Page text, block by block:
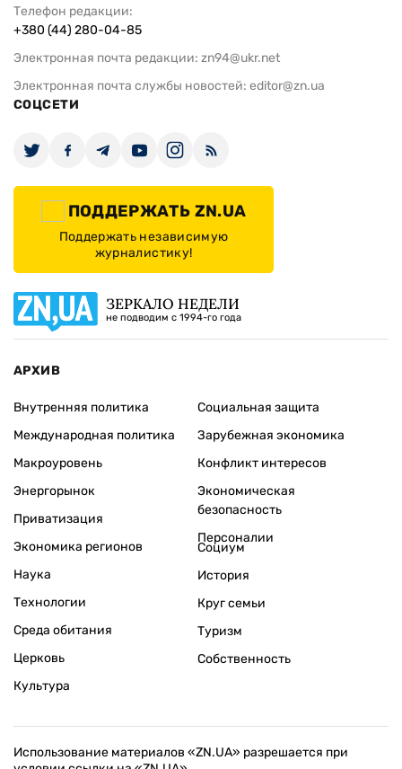
Телефон редакции:
+380 (44) 280-04-85
Электронная почта редакции: zn94@ukr.net
Электронная почта службы новостей: editor@zn.ua
СОЦСЕТИ
ПОДДЕРЖАТЬ ZN.UA
Поддержать независимую
журналистику!
ЗЕРКАЛО НЕДЕЛИ
не подводим с 1994-го года
АРХИВ
Внутренняя политика
Международная политика
Макроуровень
Энергорынок
Приватизация
Экономика регионов
Социальная защита
Зарубежная экономика
Конфликт интересов
Экономическая
безопасность
Персоналии
Наука
Технологии
Среда обитания
Церковь
Культура
Социум
История
Круг семьи
Туризм
Собственность
Использование материалов «ZN.UA» разрешается при